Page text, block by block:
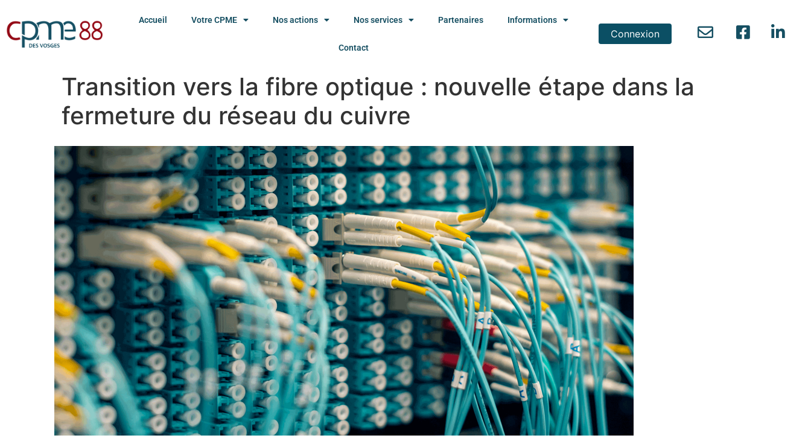
Accueil Votre CPME Nos actions Nos services Partenaires Informations
Contact
Connexion
Transition vers la fibre optique : nouvelle étape dans la
fermeture du réseau du cuivre